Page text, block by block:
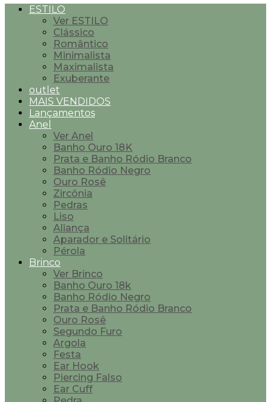
ESTILO
Ver ESTILO
Clássico
Romântico
Minimalista
Maximalista
Exuberante
outlet
MAIS VENDIDOS
Lançamentos
Anel
Ver Anel
Banho Ouro 18K
Prata e Banho Ródio Branco
Banho Ródio Negro
Ouro Rosê
Zircônia
Pedras
Liso
Aliança
Aparador e Solitário
Pérola
Brinco
Ver Brinco
Banho Ouro 18k
Banho Ródio Negro
Prata e Banho Ródio Branco
Ouro Rosê
Segundo Furo
Argola
Festa
Ear Hook
Piercing Falso
Ear Cuff